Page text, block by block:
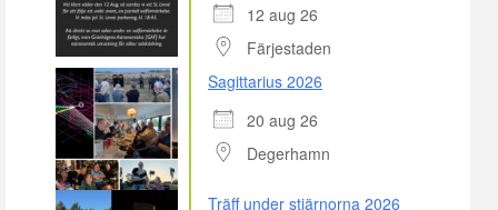
12 aug 26
Färjestaden
Sagittarius 2026
20 aug 26
Degerhamn
Träff under stjärnorna 2026